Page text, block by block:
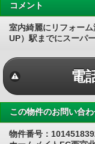
コメント
室内綺麗にリフォー
UP）駅までにスーパ
電
この物件のお問い合
物件番号：